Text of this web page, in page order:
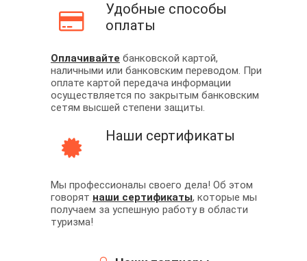
Удобные способы
оплаты
Оплачивайте банковской картой,
наличными или банковским переводом. При
оплате картой передача информации
осуществляется по закрытым банковским
сетям высшей степени защиты.
Наши сертификаты
Мы профессионалы своего дела! Об этом
говорят наши сертификаты, которые мы
получаем за успешную работу в области
туризма!